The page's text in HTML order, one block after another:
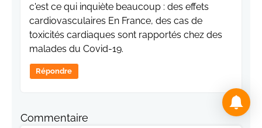
c'est ce qui inquiète beaucoup : des effets
cardiovasculaires En France, des cas de
toxicités cardiaques sont rapportés chez des
malades du Covid-19.
Répondre
Commentaire